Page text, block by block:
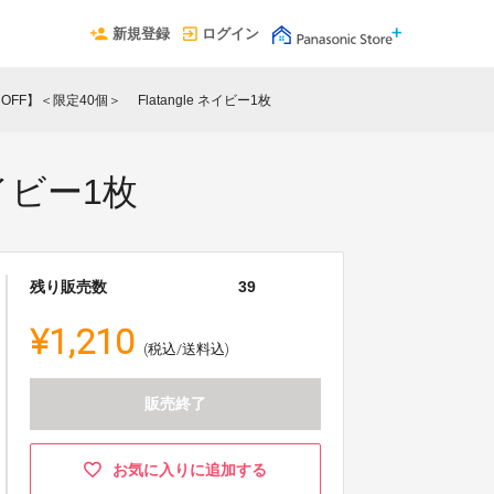
新規登録 ログイン
】＜限定40個＞ Flatangle ネイビー1枚
ー1枚
残り販売数 39
¥1,210 (税込/送料込)
販売終了
お気に入りに追加する